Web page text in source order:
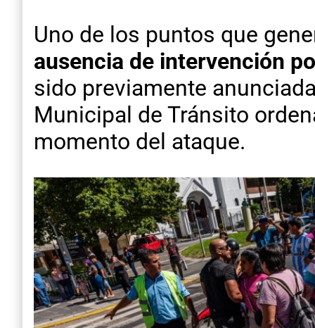
Uno de los puntos que
ausencia de intervención
sido previamente
Municipal de Tránsito
momento del ataque.